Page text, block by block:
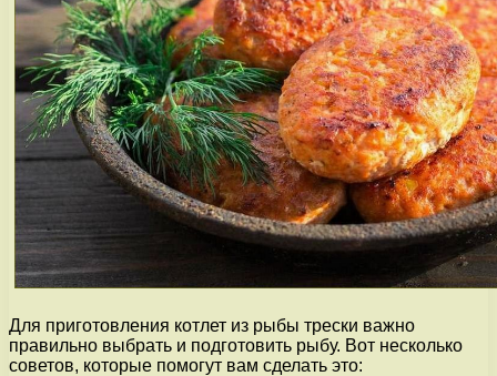
Для приготовления котлет из рыбы трески важно
правильно выбрать и подготовить рыбу. Вот несколько
советов, которые помогут вам сделать это: